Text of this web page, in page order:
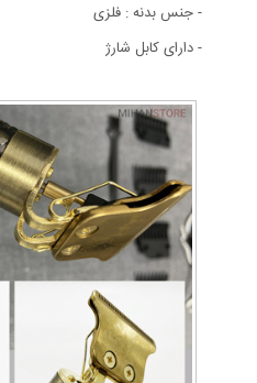
- جنس بدنه : فلزی
- دارای کابل شارژ